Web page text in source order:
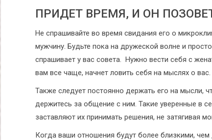
ПРИДЕТ ВРЕМЯ, И ОН
Не спрашивайте во время свидания его о
мужчину. Будьте пока на дружеской волне и
спрашивает у вас совета. Нужно вести себя с
вам все чаще, начнет ловить себя на мыслях о вас.
Также следует постоянно держать его на мысли,
держитесь за общение с ним. Такие уверенные в
заставляют их принимать решения, не затягивая
Когда ваши отношения будут более близкими,